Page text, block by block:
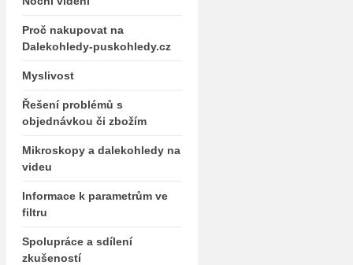
Proč nakupovat na
Dalekohledy-puskohledy.cz
Myslivost
Řešení problémů s
objednávkou či zbožím
Mikroskopy a dalekohledy na
videu
Informace k parametrům ve
filtru
Spolupráce a sdílení
zkušeností